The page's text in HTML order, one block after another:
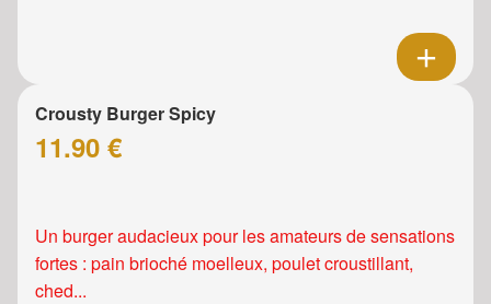
Crousty Burger Spicy
11.90 €
Un burger audacieux pour les amateurs de sensations
fortes : pain brioché moelleux, poulet croustillant,
ched...